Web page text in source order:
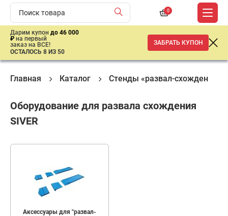
0
Дарим купон до 46 000
₽ на первый
заказ на ВСЕ!
ОСТАЛОСЬ 8 ИЗ 50
ЗАБРАТЬ КУПОН
Главная Каталог Стенды «развал-схождения»
Оборудование для развала схождения
SIVER
Аксессуары для "развал-